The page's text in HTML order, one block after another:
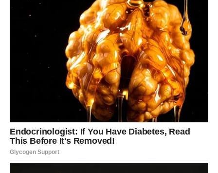
1. Pečenje kolača:
Započnite zagrijavanjem pećnice na 180°C. Pripremite
kalup veličine 18×27 cm – namastite ga i obložite papirom
za pečenje.
U velikoj zdjeli pjenasto umutite jaja s prstohvatom soli.
Postepeno dodajte šećer i vanilin šećer, miješajući dok
smjesa ne postane lagana i pjenasta. Zatim ulijte ulje,
mlijeko i otopljenu kavu, sve temeljito sjedinite.
U posebnoj zdjeli pomiješajte suhe sastojke: brašno,
kakao i prašak za pecivo. Suhe sastojke postepeno
umiješajte u mokru smjesu, pazeći da dobijete homogenu